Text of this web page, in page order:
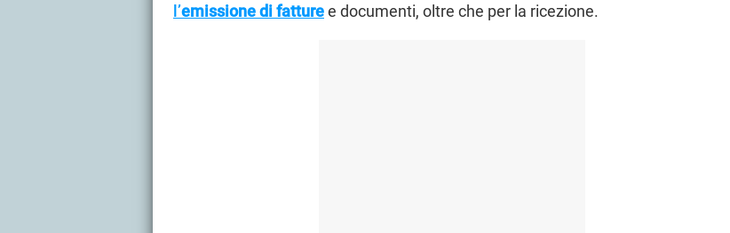
l’emissione di fatturee documenti, oltre che per la ricezione.